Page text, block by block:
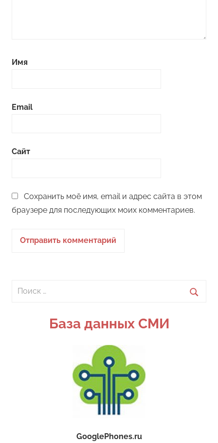
Имя
Email
Сайт
Сохранить моё имя, email и адрес сайта в этом
браузере для последующих моих комментариев.
Поиск
База данных СМИ
GooglePhones.ru